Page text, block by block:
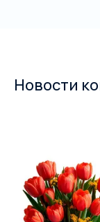
Новости